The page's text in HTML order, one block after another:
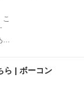
こ
り
ス
ら | ボーコン